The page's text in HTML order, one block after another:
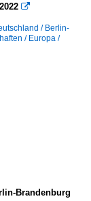

/ Berlin-
/ Europa /
Brandenburg